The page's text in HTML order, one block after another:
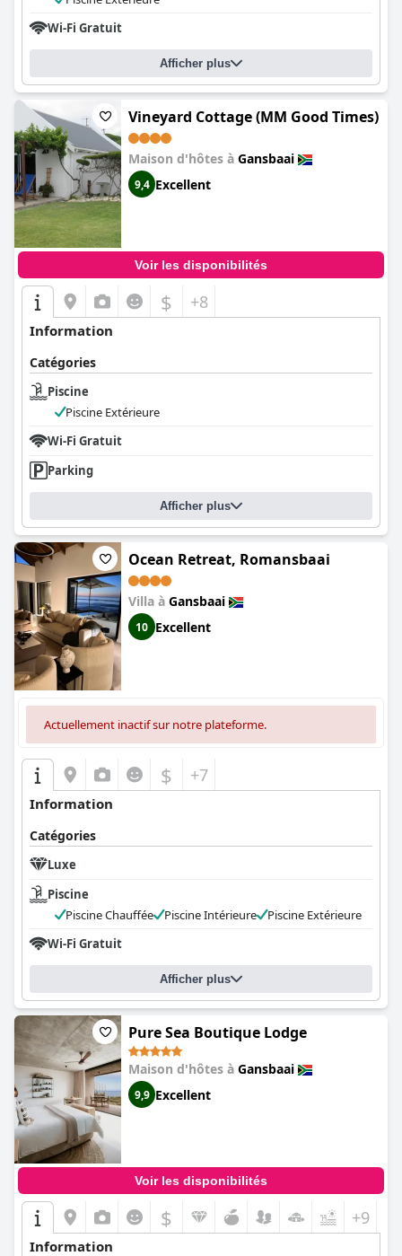
Wi-Fi Gratuit
Afficher plus
Vineyard Cottage (MM Good Times)
Maison d'hôtes à Gansbaai
9,4 Excellent
Voir les disponibilités
$ +8
Information
Catégories
Piscine
Piscine Extérieure
Wi-Fi Gratuit
Parking
Afficher plus
Ocean Retreat, Romansbaai
Villa à Gansbaai
10 Excellent
Actuellement inactif sur notre plateforme.
$ +7
Information
Catégories
Luxe
Piscine
Piscine Chauffée
Piscine Intérieure
Piscine Extérieure
Wi-Fi Gratuit
Afficher plus
Pure Sea Boutique Lodge
Maison d'hôtes à Gansbaai
9,9 Excellent
Voir les disponibilités
$ +9
Information